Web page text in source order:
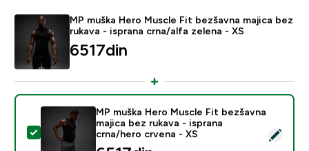
MP muška Hero Muscle Fit bezšavna majica bez
rukava - isprana crna/alfa zelena - XS
6517din‎
Select this product - MP muška Hero Muscle Fit
MP muška Hero Muscle Fit bezšavna
majica bez rukava - isprana
crna/hero crvena - XS